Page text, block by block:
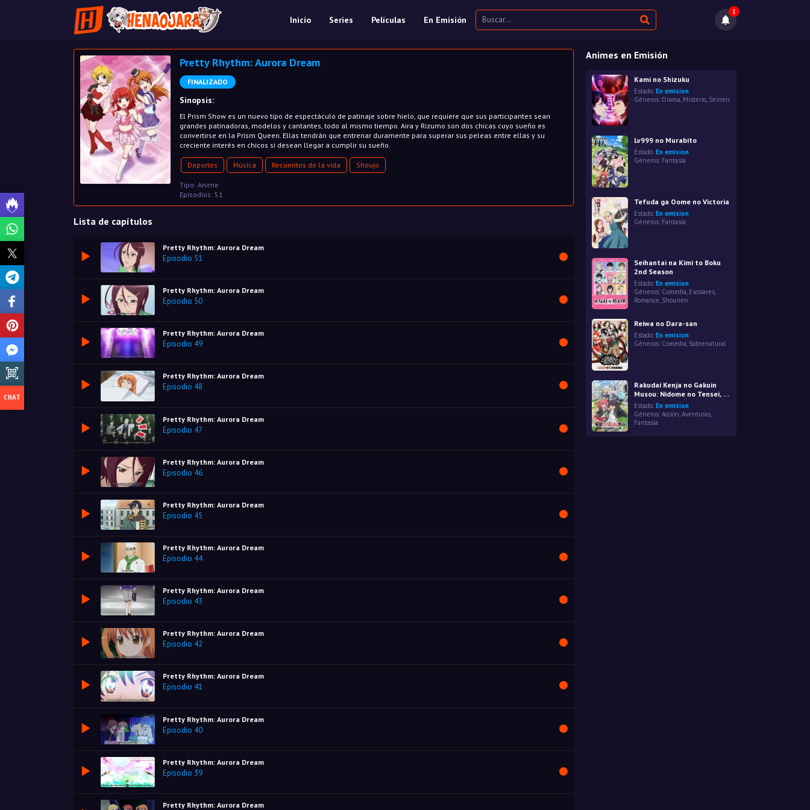
Inicio Series Películas En Emisión
1
Pretty Rhythm: Aurora Dream
FINALIZADO
Sinopsis:
El Prism Show es un nuevo tipo de espectáculo de patinaje sobre hielo, que requiere que sus participantes sean
grandes patinadoras, modelos y cantantes, todo al mismo tiempo. Aira y Rizumo son dos chicas cuyo sueño es
convertirse en la Prism Queen. Ellas tendrán que entrenar duramente para superar sus peleas entre ellas y su
creciente interés en chicos si desean llegar a cumplir su sueño.
Deportes Música Recuentos de la vida Shoujo
Tipo: Anime
Episodios: 51
Lista de capítulos
Pretty Rhythm: Aurora Dream
Episodio 51
Pretty Rhythm: Aurora Dream
Episodio 50
Pretty Rhythm: Aurora Dream
Episodio 49
Pretty Rhythm: Aurora Dream
Episodio 48
Pretty Rhythm: Aurora Dream
Episodio 47
Pretty Rhythm: Aurora Dream
Episodio 46
Pretty Rhythm: Aurora Dream
Episodio 45
Pretty Rhythm: Aurora Dream
Episodio 44
Pretty Rhythm: Aurora Dream
Episodio 43
Pretty Rhythm: Aurora Dream
Episodio 42
Pretty Rhythm: Aurora Dream
Episodio 41
Pretty Rhythm: Aurora Dream
Episodio 40
Pretty Rhythm: Aurora Dream
Episodio 39
Pretty Rhythm: Aurora Dream
Animes en Emisión
Kami no Shizuku
Estado: En emision
Géneros: Drama, Misterio, Seinen
Lv999 no Murabito
Estado: En emision
Géneros: Fantasía
Tefuda ga Oome no Victoria
Estado: En emision
Géneros: Fantasía
Seihantai na Kimi to Boku
2nd Season
Estado: En emision
Géneros: Comedia, Escolares
Romance, Shounen
Reiwa no Dara-san
Estado: En emision
Géneros: Comedia, Sobrenatural
Rakudai Kenja no Gakuin
Musou: Nidome no Tensei, S-
Rank Cheat Majutsushi
Boukenroku
Estado: En emision
Géneros: Acción Aventuras
Fantasía